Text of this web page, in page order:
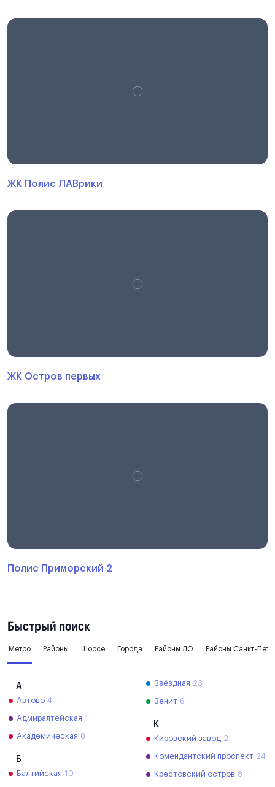
ЖК Полис ЛАВрики
ЖК Остров первых
Полис Приморский 2
Быстрый поиск
Метро Районы Шоссе Города Районы ЛО Районы Санкт-
А
Автово 4
Адмиралтейская 1
Академическая 8
Б
Балтийская 10
Звёздная 23
Зенит 6
К
Кировский завод 2
Комендантский проспект 24
Крестовский остров 8